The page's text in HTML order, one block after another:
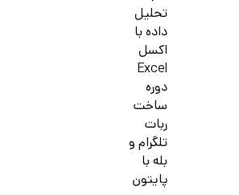
تحلیل
داده با
اکسل
Excel
دوره
ساخت
ربات
تلگرام و
بله با
پایتون